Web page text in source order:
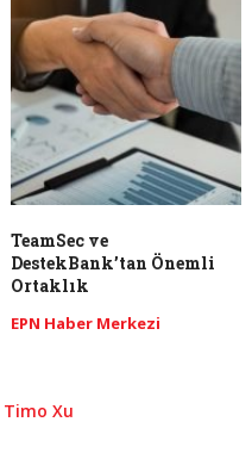
TeamSec ve
DestekBank’tan Önemli
Ortaklık
EPN Haber Merkezi
Timo Xu